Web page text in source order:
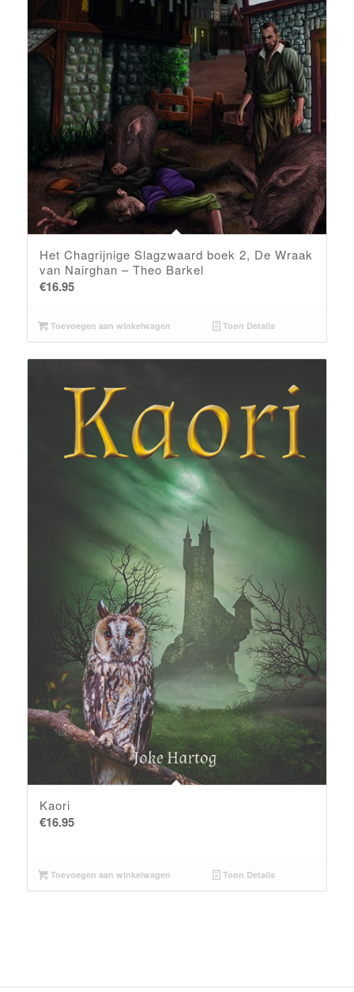
Het Chagrijnige Slagzwaard boek 2, De Wraak
van Nairghan – Theo Barkel
€16.95
Toevoegen aan winkelwagen Toon Details
Kaori
€16.95
Toevoegen aan winkelwagen Toon Details